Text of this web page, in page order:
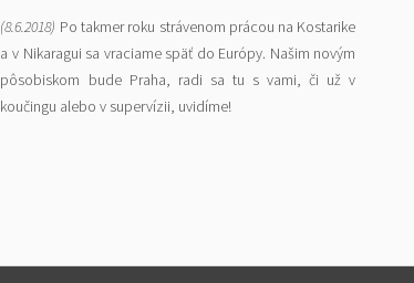
(8.6.2018) Po takmer roku strávenom prácou na Kostarike
a v Nikaragui sa vraciame späť do Európy. Našim novým
pôsobiskom bude Praha, radi sa tu s vami, či už v
koučingu alebo v supervízii, uvidíme!